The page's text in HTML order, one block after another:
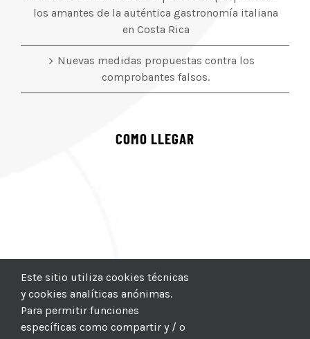
los amantes de la auténtica gastronomía italiana
en Costa Rica
Nuevas medidas propuestas contra los
comprobantes falsos.
COMO LLEGAR
Este sitio utiliza cookies técnicas
y cookies analíticas anónimas.
Para permitir funciones
específicas como compartir y / o